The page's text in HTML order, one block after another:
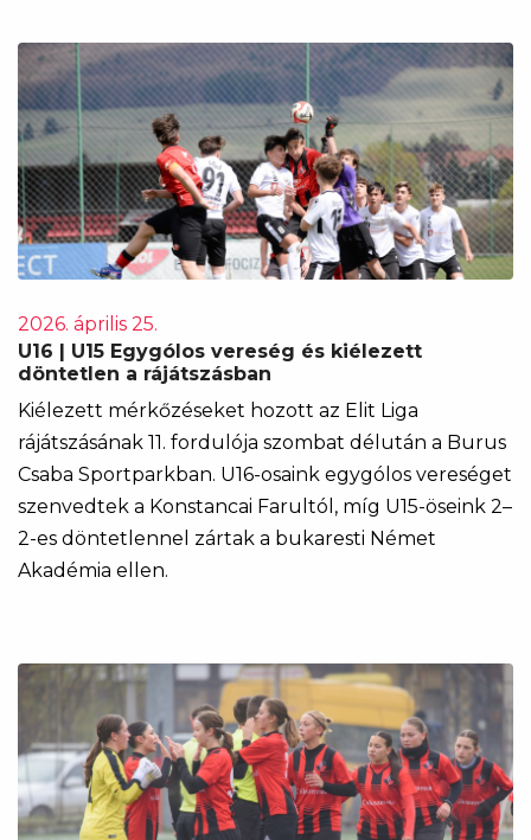
2026. április 25.
U16 | U15 Egygólos vereség és kiélezett
döntetlen a rájátszásban
Kiélezett mérkőzéseket hozott az Elit Liga
rájátszásának 11. fordulója szombat délután a Burus
Csaba Sportparkban. U16-osaink egygólos vereséget
szenvedtek a Konstancai Farultól, míg U15-öseink 2–
2-es döntetlennel zártak a bukaresti Német
Akadémia ellen.